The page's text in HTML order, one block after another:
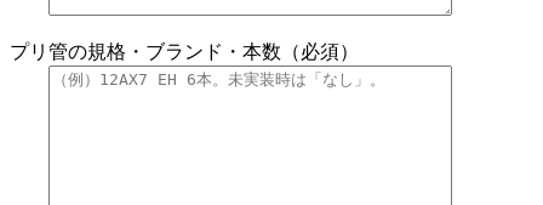
プリ管の規格・ブランド・本数（必須）